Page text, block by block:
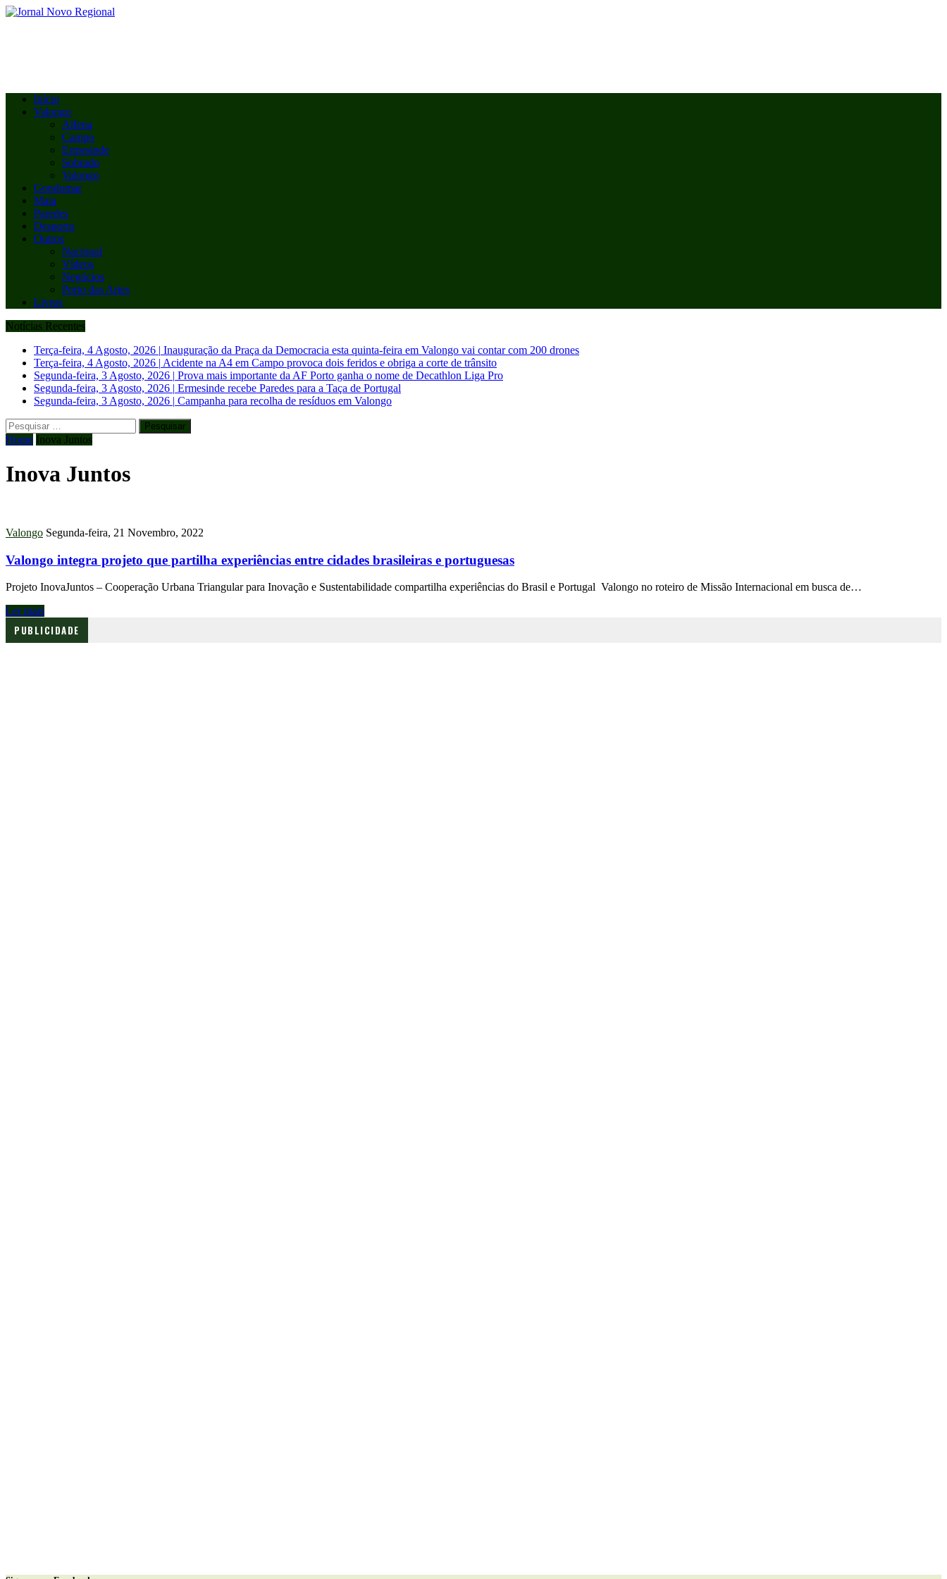
Início
Valongo
Alfena
Campo
Ermesinde
Sobrado
Valongo
Gondomar
Maia
Paredes
Desporto
Outros
Nacional
Vídeos
Negócios
Porto das Artes
Livros
Notícias Recentes
Terça-feira, 4 Agosto, 2026 | Inauguração da Praça da Democracia esta quinta-feira em Valongo vai contar com 200 drones
Terça-feira, 4 Agosto, 2026 | Acidente na A4 em Campo provoca dois feridos e obriga a corte de trânsito
Segunda-feira, 3 Agosto, 2026 | Prova mais importante da AF Porto ganha o nome de Decathlon Liga Pro
Segunda-feira, 3 Agosto, 2026 | Ermesinde recebe Paredes para a Taça de Portugal
Segunda-feira, 3 Agosto, 2026 | Campanha para recolha de resíduos em Valongo
Pesquisar
por:
Home Inova Juntos
Inova Juntos
Valongo Segunda-feira, 21 Novembro, 2022
Valongo integra projeto que partilha experiências entre cidades brasileiras e portuguesas
Projeto InovaJuntos – Cooperação Urbana Triangular para Inovação e Sustentabilidade compartilha experiências do Brasil e Portugal Valongo no roteiro de Missão Internacional em busca de…
Ler mais
PUBLICIDADE